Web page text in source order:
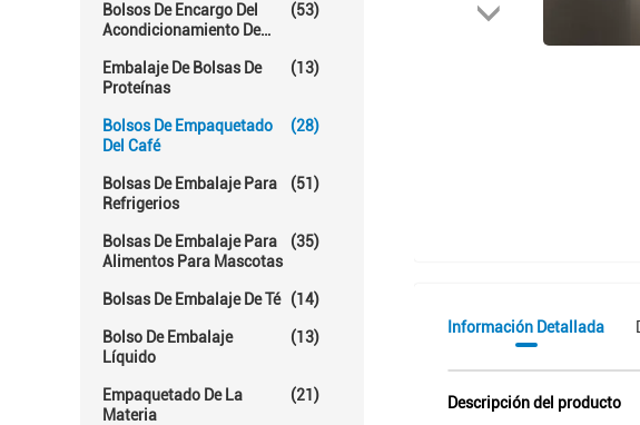
Bolsos De Encargo Del
Acondicionamiento De
(53)
Embalaje De Bolsas De
Proteínas
(13)
Bolsos De Empaquetado
Del Café
(28)
Bolsas De Embalaje Para
Refrigerios
(51)
Bolsas De Embalaje Para
Alimentos Para Mascotas
(35)
Bolsas De Embalaje De Té (14)
Bolso De Embalaje
Líquido
(13)
Empaquetado De La
Materia
(21)
Información Detallada
Descripción del producto